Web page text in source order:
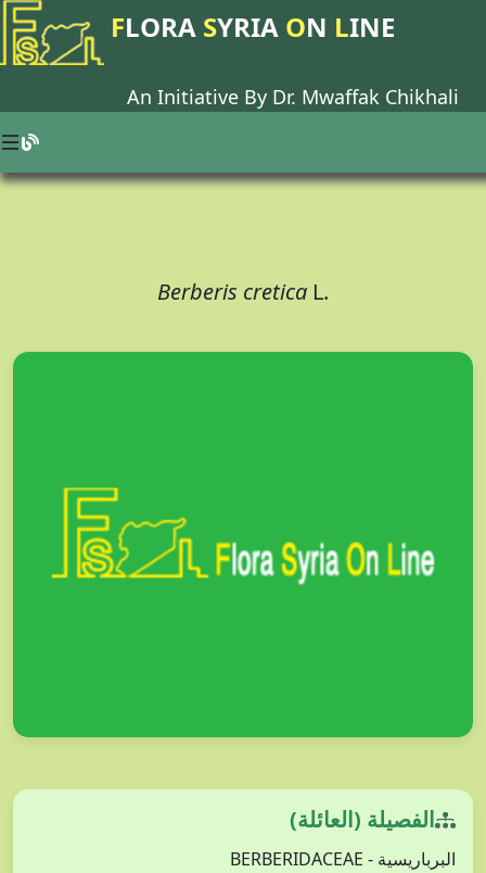
FLORA SYRIA ON LINE
An Initiative By Dr. Mwaffak Chikhali
Berberis cretica L.
الفصيلة (العائلة)
البرباريسية - BERBERIDACEAE